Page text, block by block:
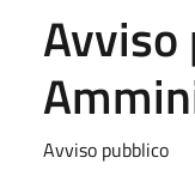
Avviso
Avviso pubblico